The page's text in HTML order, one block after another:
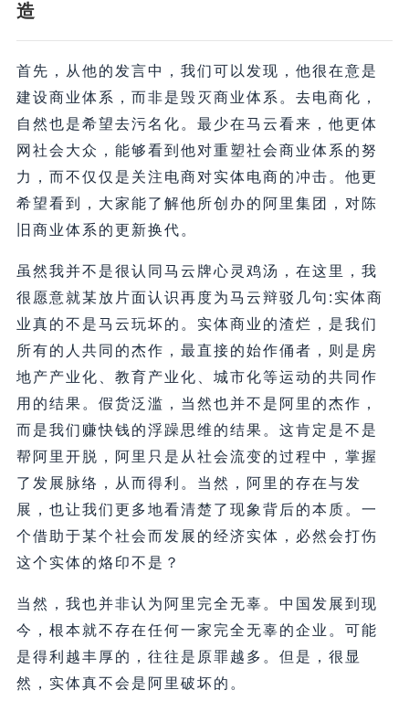
造
首先，从他的发言中，我们可以发现，他很在意是
建设商业体系，而非是毁灭商业体系。去电商化，
自然也是希望去污名化。最少在马云看来，他更体
网社会大众，能够看到他对重塑社会商业体系的努
力，而不仅仅是关注电商对实体电商的冲击。他更
希望看到，大家能了解他所创办的阿里集团，对陈
旧商业体系的更新换代。
虽然我并不是很认同马云牌心灵鸡汤，在这里，我
很愿意就某放片面认识再度为马云辩驳几句:实体商
业真的不是马云玩坏的。实体商业的渣烂，是我们
所有的人共同的杰作，最直接的始作俑者，则是房
地产产业化、教育产业化、城市化等运动的共同作
用的结果。假货泛滥，当然也并不是阿里的杰作，
而是我们赚快钱的浮躁思维的结果。这肯定是不是
帮阿里开脱，阿里只是从社会流变的过程中，掌握
了发展脉络，从而得利。当然，阿里的存在与发
展，也让我们更多地看清楚了现象背后的本质。一
个借助于某个社会而发展的经济实体，必然会打伤
这个实体的烙印不是？
当然，我也并非认为阿里完全无辜。中国发展到现
今，根本就不存在任何一家完全无辜的企业。可能
是得利越丰厚的，往往是原罪越多。但是，很显
然，实体真不会是阿里破坏的。